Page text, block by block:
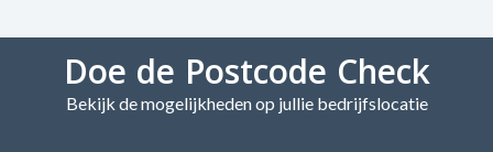
Doe de Postcode Check
Bekijk de mogelijkheden op jullie bedrijfslocatie